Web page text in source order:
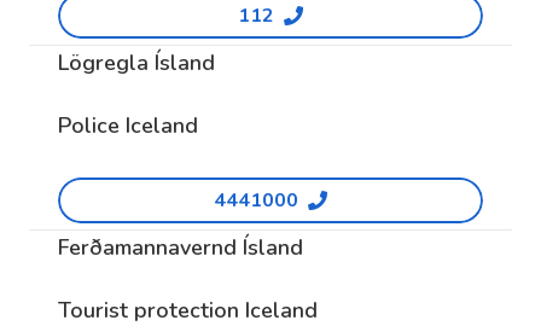
112
Lögregla Ísland
Police Iceland
4441000
Ferðamannavernd Ísland
Tourist protection Iceland